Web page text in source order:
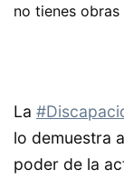
no tienes obras
La
lo demuestra
poder de la